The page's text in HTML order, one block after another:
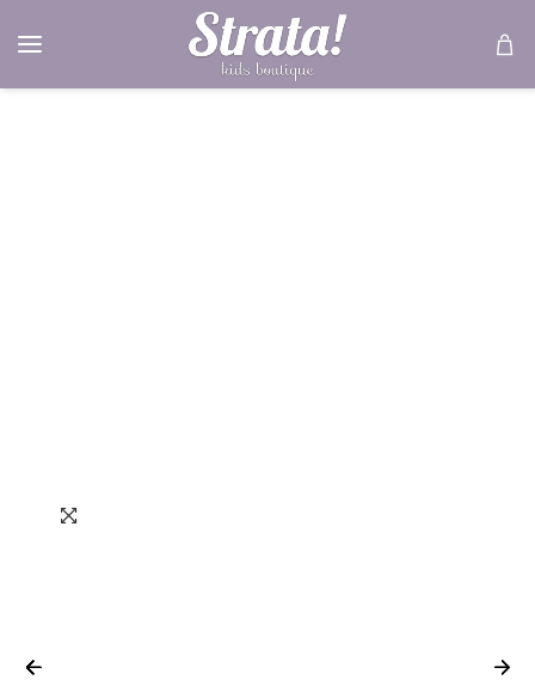
30%
ΣΕ ΈΚΠΤΩΣΗ